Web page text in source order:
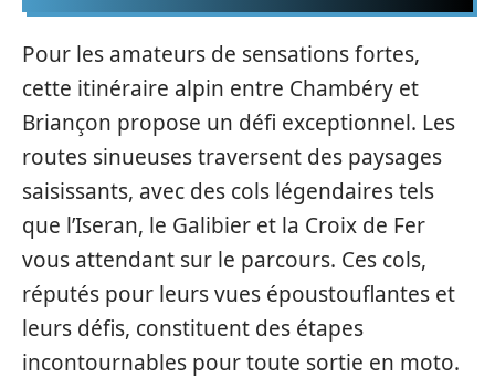
Pour les amateurs de sensations fortes,
cette itinéraire alpin entre Chambéry et
Briançon propose un défi exceptionnel. Les
routes sinueuses traversent des paysages
saisissants, avec des cols légendaires tels
que l’Iseran, le Galibier et la Croix de Fer
vous attendant sur le parcours. Ces cols,
réputés pour leurs vues époustouflantes et
leurs défis, constituent des étapes
incontournables pour toute sortie en moto.